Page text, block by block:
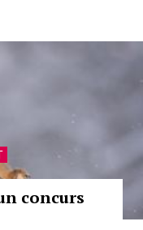
concurs